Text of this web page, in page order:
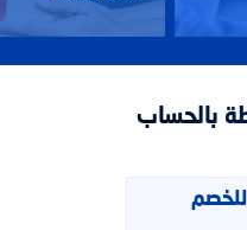
بالحساب
بطاقة PING للخصم